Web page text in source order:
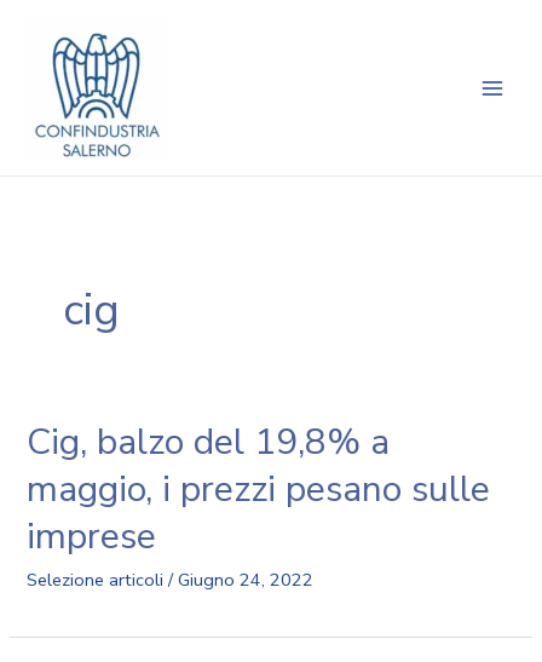
contenuto
cig
Cig, balzo del 19,8% a
maggio, i prezzi pesano sulle
imprese
Selezione articoli /Giugno 24, 2022
articoli